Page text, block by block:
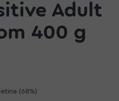
Adult
400 g
(68%)